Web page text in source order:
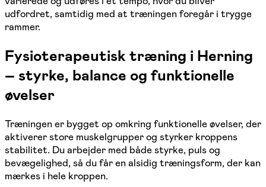
udfordret, samtidig med at træningen foregår i trygge
rammer.
Fysioterapeutisk træning i Herning
– styrke, balance og funktionelle
øvelser
Træningen er bygget op omkring funktionelle øvelser, der
aktiverer store muskelgrupper og styrker kroppens
stabilitet. Du arbejder med både styrke, puls og
bevægelighed, så du får en alsidig træningsform, der kan
mærkes i hele kroppen.